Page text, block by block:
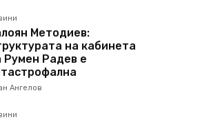
Методиев:
на кабинета
Румен Радев е
Ангелов